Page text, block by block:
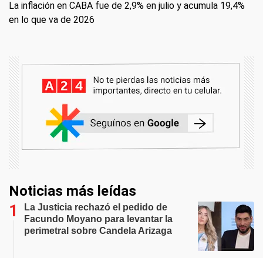
La inflación en CABA fue de 2,9% en julio y acumula 19,4%
en lo que va de 2026
Noticias más leídas
La Justicia rechazó el pedido de
Facundo Moyano para levantar la
perimetral sobre Candela Arizaga